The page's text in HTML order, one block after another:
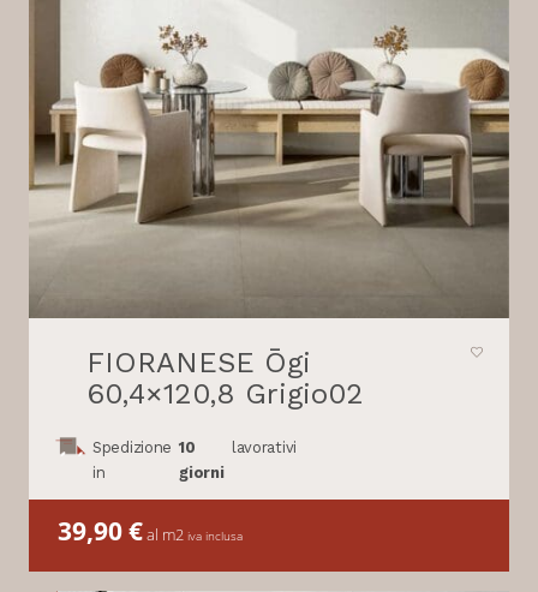
FIORANESE Ōgi
60,4×120,8 Grigio02
Spedizione
in
10
giorni
lavorativi
39,90€al m2 iva inclusa